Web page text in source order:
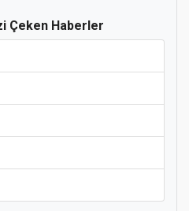
Çeken Haberler